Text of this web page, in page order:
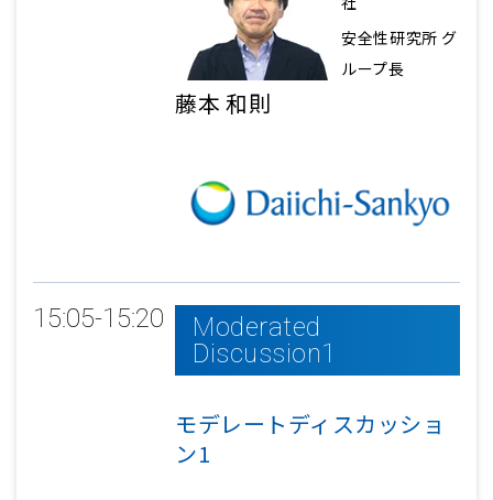
安全性研究所 グ
ループ長
藤本 和則
15:05-15:20
Moderated
Discussion1
モデレートディスカッショ
ン1